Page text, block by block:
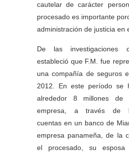
cautelar de carácter
procesado es importante
administración de justicia en
De las investigaciones
estableció que F.M. fue
una compañía de seguros
2012. En este período se
alrededor 8 millones de
empresa, a través de
cuentas en un banco de
empresa panameña, de la
el procesado, su